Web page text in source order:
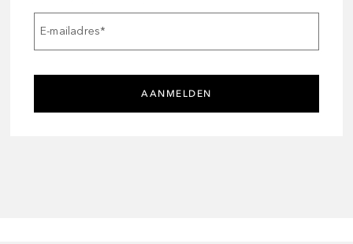
E-mailadres*
AANMELDEN